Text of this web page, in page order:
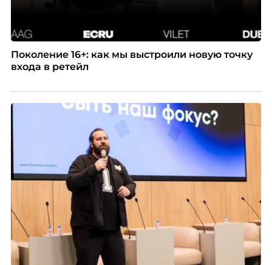
Поколение 16+: как мы выстроили новую точку
входа в ретейл